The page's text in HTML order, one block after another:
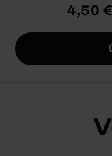
4,50 €